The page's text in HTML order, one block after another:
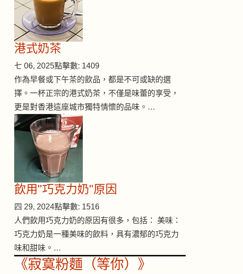
港式奶茶
七 06, 2025點擊數: 1409
作為早餐或下午茶的飲品，都是不可或缺的選
擇。一杯正宗的港式奶茶，不僅是味蕾的享受，
更是對香港這座城市獨特情懷的品味。…
飲用"巧克力奶"原因
四 29, 2024點擊數: 1516
人們飲用巧克力奶的原因有很多，包括： 美味：
巧克力奶是一種美味的飲料，具有濃郁的巧克力
味和甜味。…
《寂寞粉麵（等你）》